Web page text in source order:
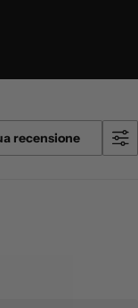
recensione